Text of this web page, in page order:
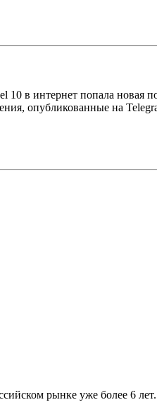
в интернет попала новая
опубликованные на
рынке уже более 6